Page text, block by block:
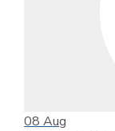
08 Aug